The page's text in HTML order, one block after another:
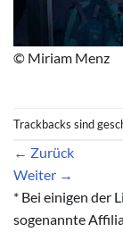
© Miriam Menz
Trackbacks sind
← Zurück
Weiter →
* Bei einigen der
sogenannte